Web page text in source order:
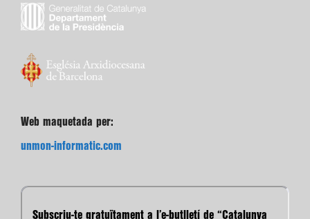
Web maquetada per:
unmon-informatic.com
Subscriu-te gratuïtament a l’e-butlletí de “Catalunya